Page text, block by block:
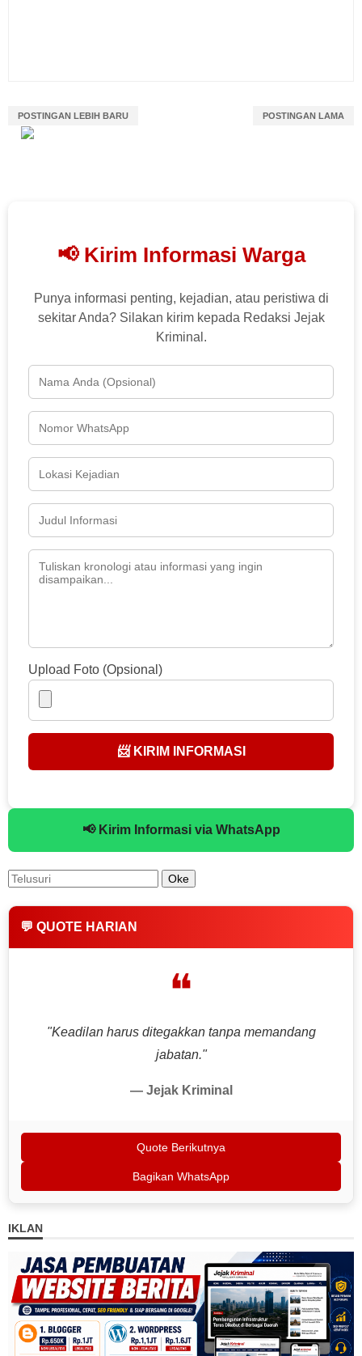
POSTINGAN LEBIH BARU POSTINGAN LAMA
📢 Kirim Informasi Warga
Punya informasi penting, kejadian, atau peristiwa di
sekitar Anda? Silakan kirim kepada Redaksi Jejak
Kriminal.
Upload Foto (Opsional)
📨 KIRIM INFORMASI
📢 Kirim Informasi via WhatsApp
💬 QUOTE HARIAN
❝
"Keadilan harus ditegakkan tanpa memandang
jabatan."
— Jejak Kriminal
Quote Berikutnya
Bagikan WhatsApp
IKLAN